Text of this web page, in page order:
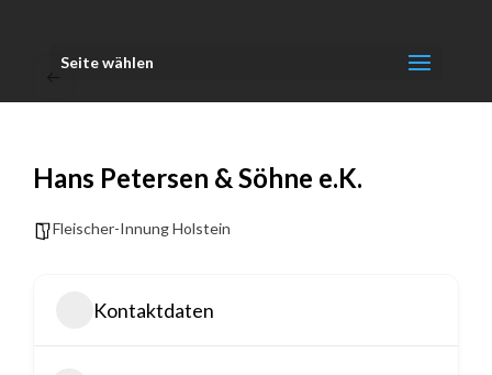
Seite wählen
Hans Petersen & Söhne e.K.
Fleischer-Innung Holstein
Kontaktdaten